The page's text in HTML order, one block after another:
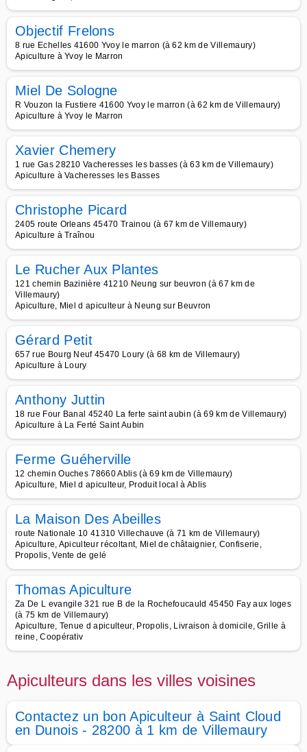
Objectif Frelons
8 rue Echelles 41600 Yvoy le marron (à 62 km de Villemaury)
Apiculture à Yvoy le Marron
Miel De Sologne
R Vouzon la Fustiere 41600 Yvoy le marron (à 62 km de Villemaury)
Apiculture à Yvoy le Marron
Xavier Chemery
1 rue Gas 28210 Vacheresses les basses (à 63 km de Villemaury)
Apiculture à Vacheresses les Basses
Christophe Picard
2405 route Orleans 45470 Trainou (à 67 km de Villemaury)
Apiculture à Traînou
Le Rucher Aux Plantes
121 chemin Bazinière 41210 Neung sur beuvron (à 67 km de
Villemaury)
Apiculture, Miel d apiculteur à Neung sur Beuvron
Gérard Petit
657 rue Bourg Neuf 45470 Loury (à 68 km de Villemaury)
Apiculture à Loury
Anthony Juttin
18 rue Four Banal 45240 La ferte saint aubin (à 69 km de Villemaury)
Apiculture à La Ferté Saint Aubin
Ferme Guéherville
12 chemin Ouches 78660 Ablis (à 69 km de Villemaury)
Apiculture, Miel d apiculteur, Produit local à Ablis
La Maison Des Abeilles
route Nationale 10 41310 Villechauve (à 71 km de Villemaury)
Apiculture, Apiculteur récoltant, Miel de châtaignier, Confiserie,
Propolis, Vente de gelé
Thomas Apiculture
Za De L evangile 321 rue B de la Rochefoucauld 45450 Fay aux loges
(à 75 km de Villemaury)
Apiculture, Tenue d apiculteur, Propolis, Livraison à domicile, Grille à
reine, Coopérativ
Apiculteurs dans les villes voisines
Contactez un bon Apiculteur à Saint Cloud
en Dunois - 28200 à 1 km de Villemaury